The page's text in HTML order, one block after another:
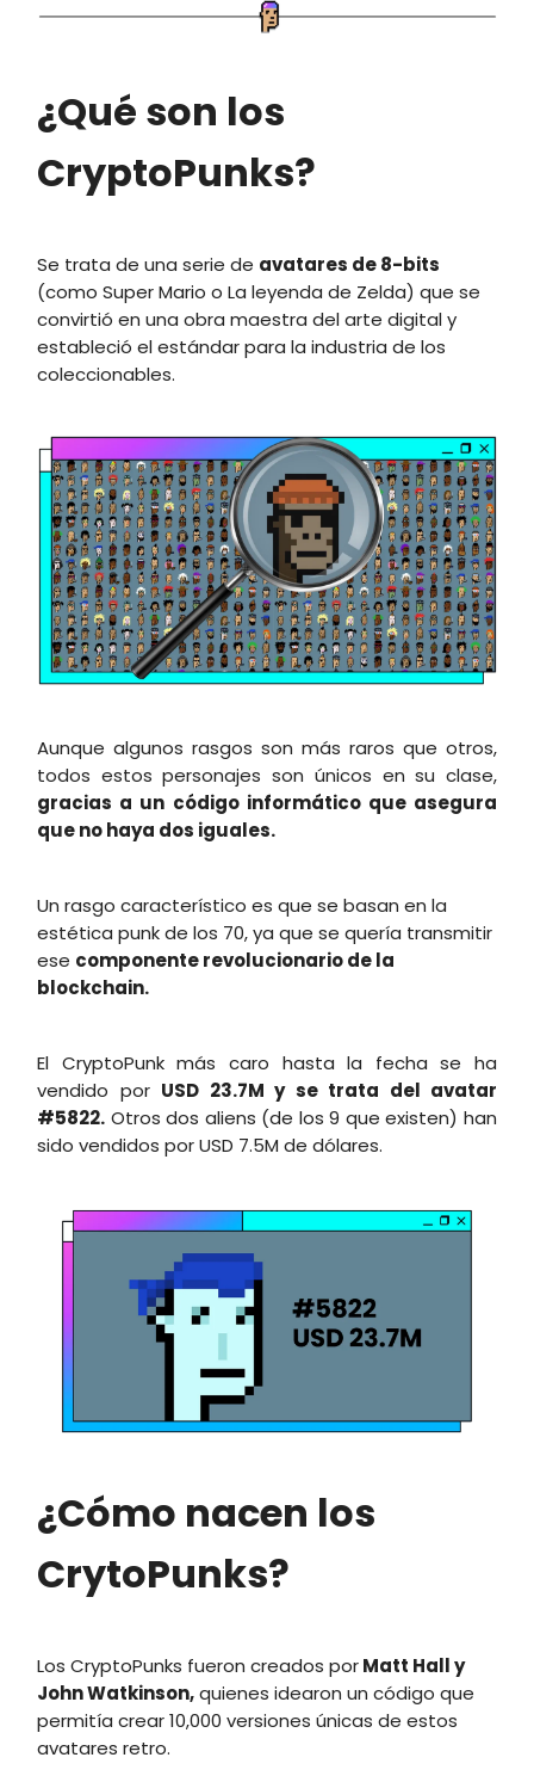
¿Qué son los
CryptoPunks?
Se trata de una serie de avatares de 8-bits
(como Super Mario o La leyenda de Zelda) que se
convirtió en una obra maestra del arte digital y
estableció el estándar para la industria de los
coleccionables.
Aunque algunos rasgos son más raros que otros,
todos estos personajes son únicos en su clase,
gracias a un código informático que asegura
que no haya dos iguales.
Un rasgo característico es que se basan en la
estética punk de los 70, ya que se quería transmitir
ese componente revolucionario de la
blockchain.
El CryptoPunk más caro hasta la fecha se ha
vendido por USD 23.7M y se trata del avatar
#5822. Otros dos aliens (de los 9 que existen) han
sido vendidos por USD 7.5M de dólares.
¿Cómo nacen los
CrytoPunks?
Los CryptoPunks fueron creados porMatt Hally
John Watkinson,quienes idearon un código que
permitía crear 10,000 versiones únicas de estos
avatares retro.